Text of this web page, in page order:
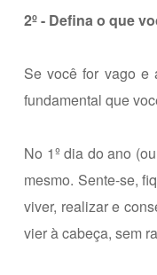
2º - Defina o que
Se você for vago e
fundamental que
No 1º dia do ano
mesmo. Sente-se,
viver, realizar e
vier à cabeça, sem